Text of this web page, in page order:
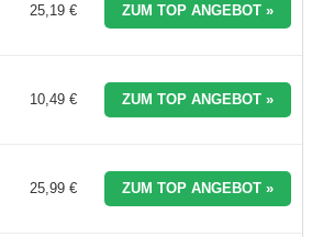
25,19 € ZUM TOP ANGEBOT »
10,49 € ZUM TOP ANGEBOT »
25,99 € ZUM TOP ANGEBOT »